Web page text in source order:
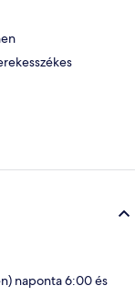
naponta 6:00 és